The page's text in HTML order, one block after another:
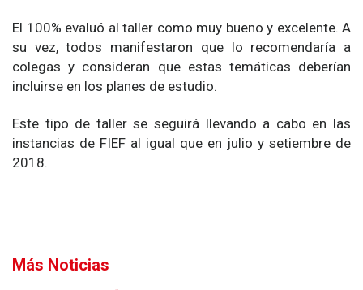
El 100% evaluó al taller como muy bueno y excelente. A
su vez, todos manifestaron que lo recomendaría a
colegas y consideran que estas temáticas deberían
incluirse en los planes de estudio.
Este tipo de taller se seguirá llevando a cabo en las
instancias de FIEF al igual que en julio y setiembre de
2018.
Más Noticias